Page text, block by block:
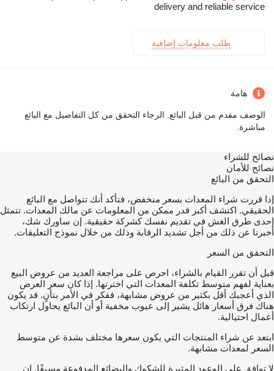
delivery and reliable service
طلب معلومات إضافية
هامة
الوصف مقدم من قبل البائع. الرجاء التحقق من كل التفاصيل مع البائع
مباشرة.
نصائح للشراء
نصائح للأمان
التحقق من البائع
إذا قررت شراء المعدات بسعر منخفض، فتأكد أنك تتواصل مع البائع
الحقيقي. اكتشف أكبر قدر ممكن من المعلومات عن مالك المعدات. تتمثل
إحدى طرق الغش في تقديم نفسك كشركة حقيقية. إن ساورك شك،
أخبرنا عن ذلك من أجل تشديد الرقابة وذلك من خلال نموذج التعليقات.
التحقق من السعر
قبل أن تقرر القيام بالشراء، احرص على مراجعة العديد من عروض البيع
بعناية لفهم متوسط تكلفة المعدات التي اخترتها. إذا كان سعر العرض
الذي أعجبك أقل بكثير من عروض مشابهة، ففكر في الأمر بتأنٍ. قد يكون
هناك فرق أسعار هائل يشير إلى عيوب مخفية أو أن البائع يحاول ارتكاب
أعمال احتيالية.
ابتعد عن شراء المنتجات التي يكون سعرها مختلف بشدة عن متوسط
السعر لمعدات مشابهة.
لا توافق على الوعود المثيرة للشكوك والبضائع المدفوعة مسبقًا. إن